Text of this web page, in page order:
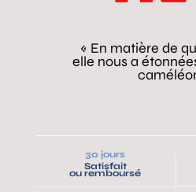
« En matière de
elle nous a
30 jours
Satisfait
ou remboursé